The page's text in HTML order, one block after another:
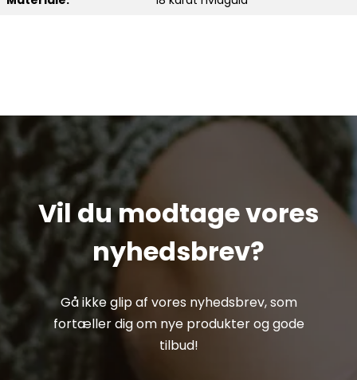
Vil du modtage vores
nyhedsbrev?
Gå ikke glip af vores nyhedsbrev, som
fortæller dig om nye produkter og gode
tilbud!